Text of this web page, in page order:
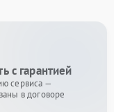
с гарантией
сервиса —
в договоре